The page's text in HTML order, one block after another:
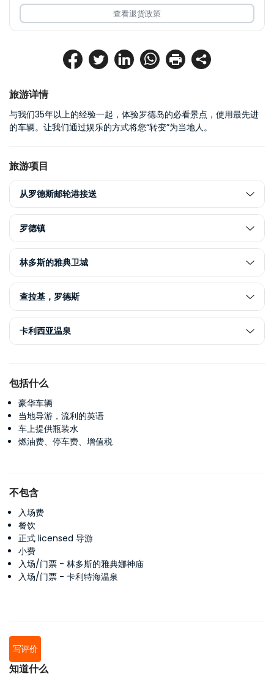
旅游详情
与我们35年以上的经验一起，体验罗德岛的必看景点，使用最先进
的车辆。让我们通过娱乐的方式将您“转变”为当地人。
旅游项目
从罗德斯邮轮港接送
罗德镇
林多斯的雅典卫城
查拉基，罗德斯
卡利西亚温泉
包括什么
豪华车辆
当地导游，流利的英语
车上提供瓶装水
燃油费、停车费、增值税
不包含
入场费
餐饮
正式 licensed 导游
小费
入场/门票 - 林多斯的雅典娜神庙
入场/门票 - 卡利特海温泉
写评价
知道什么
查看退货政策